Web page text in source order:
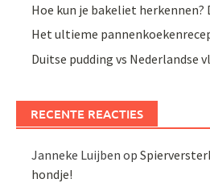
Hoe kun je bakeliet herkennen?
Het ultieme
Duitse pudding vs Nederlandse
RECENTE REACTIES
Janneke Luijben op
hondje!